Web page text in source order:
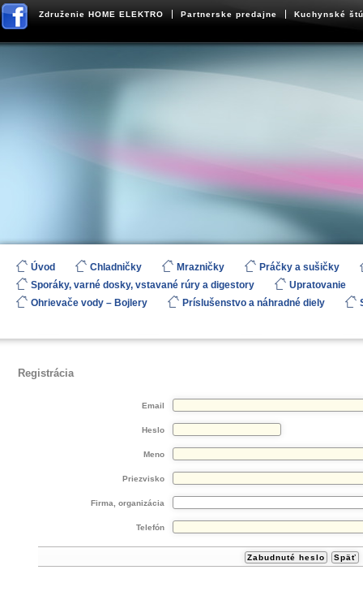
Združenie HOME ELEKTRO Partnerske predajne Kuchynské
Úvod Chladničky Mrazničky
Práčky a sušičky
Sporáky, varné dosky, vstavané rúry a digestory
Upratovanie
Ohrievače vody – Bojlery
Príslušenstvo a náhradné diely
Registrácia
Email
Heslo
Meno
Priezvisko
Firma, organizácia
Telefón